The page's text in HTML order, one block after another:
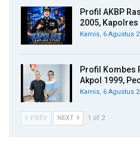
Profil AKBP
2005,
Kamis, 6 Agustus
Profil Kombes
Akpol 1999,
Kamis, 6 Agustus
PREV NEXT 1 of 2